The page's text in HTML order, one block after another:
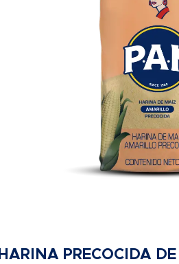
HARINA PRECOCIDA